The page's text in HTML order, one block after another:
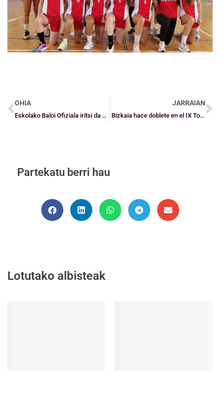
OHIA
Eskolako Baloi Ofiziala iritsi da 2025/2026 denboraldirako
JARRAIAN
Bizkaia hace doblete en el IX Torneo Interterritorial Infantil
Partekatu berri hau
Lotutako albisteak